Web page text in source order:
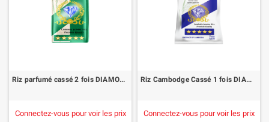
Riz parfumé cassé 2 fois DIAMOND 1kg
Connectez-vous pour voir les prix
Riz Cambodge Cassé 1 fois DIAMOND 5Kg
Connectez-vous pour voir les prix